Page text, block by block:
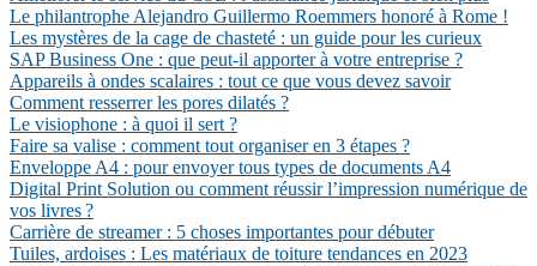
Le philantrophe Alejandro Guillermo Roemmers honoré à Rome !
Les mystères de la cage de chasteté : un guide pour les curieux
SAP Business One : que peut-il apporter à votre entreprise ?
Appareils à ondes scalaires : tout ce que vous devez savoir
Comment resserrer les pores dilatés ?
Le visiophone : à quoi il sert ?
Faire sa valise : comment tout organiser en 3 étapes ?
Enveloppe A4 : pour envoyer tous types de documents A4
Digital Print Solution ou comment réussir l’impression numérique de
vos livres ?
Carrière de streamer : 5 choses importantes pour débuter
Tuiles, ardoises : Les matériaux de toiture tendances en 2023